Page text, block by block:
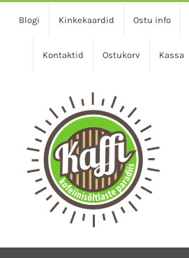
Blogi Kinkekaardid Ostu info
Kontaktid Ostukorv Kassa